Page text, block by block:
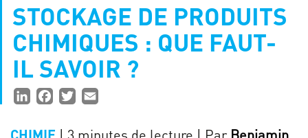
STOCKAGE DE PRODUITS
CHIMIQUES : QUE FAUT-
IL SAVOIR ?
PartagerLinkedInFacebook
Twitter
CHIMIE